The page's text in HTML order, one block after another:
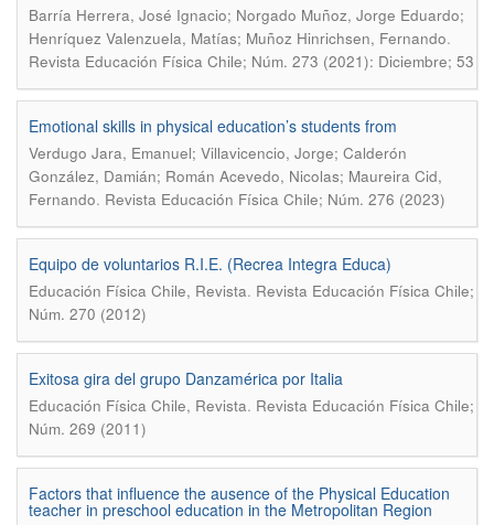
Barría Herrera, José Ignacio; Norgado Muñoz, Jorge Eduardo;
Henríquez Valenzuela, Matías; Muñoz Hinrichsen, Fernando.
Revista Educación Física Chile; Núm. 273 (2021): Diciembre; 53
Emotional skills in physical education’s students from
Verdugo Jara, Emanuel; Villavicencio, Jorge; Calderón
González, Damián; Román Acevedo, Nicolas; Maureira Cid,
Fernando. Revista Educación Física Chile; Núm. 276 (2023)
Equipo de voluntarios R.I.E. (Recrea Integra Educa)
Educación Física Chile, Revista. Revista Educación Física Chile;
Núm. 270 (2012)
Exitosa gira del grupo Danzamérica por Italia
Educación Física Chile, Revista. Revista Educación Física Chile;
Núm. 269 (2011)
Factors that influence the ausence of the Physical Education
teacher in preschool education in the Metropolitan Region